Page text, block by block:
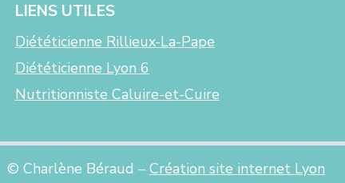
LIENS UTILES
Diététicienne Rillieux-La-Pape
Diététicienne Lyon 6
Nutritionniste Caluire-et-Cuire
© Charlène Béraud – Création site internet Lyon